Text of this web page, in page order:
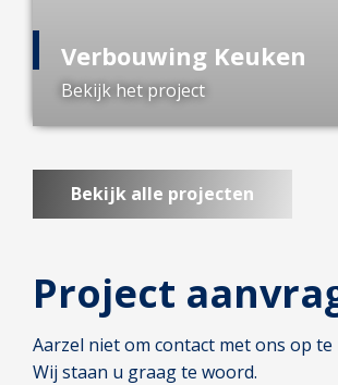
Project
Aarzel niet om contact met ons op te
Wij staan u graag te woord.
Verbouwing Keuken
Bekijk het project
Bekijk alle projecten